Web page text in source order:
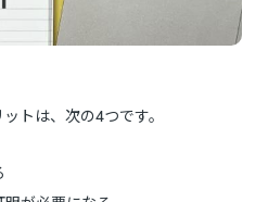
トは、次の4つです。